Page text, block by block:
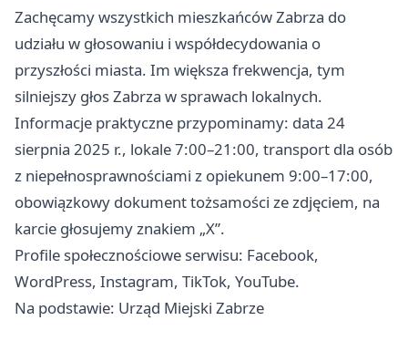
Zachęcamy wszystkich mieszkańców Zabrza do
udziału w głosowaniu i współdecydowania o
przyszłości miasta. Im większa frekwencja, tym
silniejszy głos Zabrza w sprawach lokalnych.
Informacje praktyczne przypominamy: data 24
sierpnia 2025 r., lokale 7:00–21:00, transport dla osób
z niepełnosprawnościami z opiekunem 9:00–17:00,
obowiązkowy dokument tożsamości ze zdjęciem, na
karcie głosujemy znakiem „X”.
Profile społecznościowe serwisu: Facebook,
WordPress, Instagram, TikTok, YouTube.
Na podstawie: Urząd Miejski Zabrze